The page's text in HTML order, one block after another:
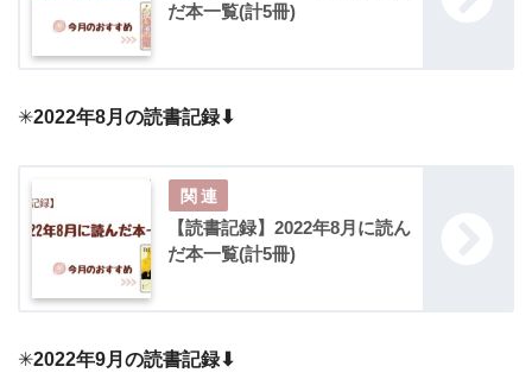
だ本一覧(計5冊)
✳︎2022年8月の読書記録⬇︎
【読書記録】2022年8月に読ん
だ本一覧(計5冊)
✳︎2022年9月の読書記録⬇︎